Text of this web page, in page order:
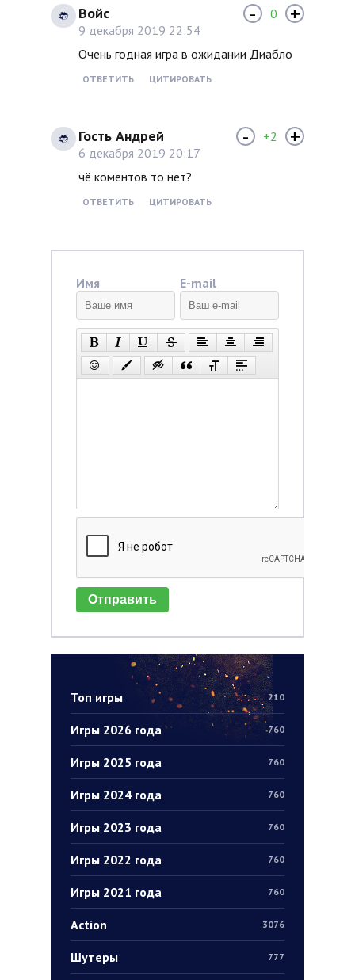
Топ игры 210
Игры 2026 года 760
Игры 2025 года 760
Игры 2024 года 760
Игры 2023 года 760
Игры 2022 года 760
Игры 2021 года 760
Action 3076
Шутеры 777
Войс
9 декабря 2019 22:54
Очень годная игра в ожидании Диабло
ОТВЕТИТЬ ЦИТИРОВАТЬ
- 0 +
Гость Андрей
6 декабря 2019 20:17
чё коментов то нет?
ОТВЕТИТЬ ЦИТИРОВАТЬ
- +2 +
Имя E-mail
Отправить